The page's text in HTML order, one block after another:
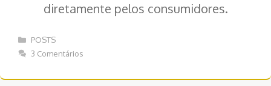
diretamente pelos consumidores.
Categorias
POSTS
3 Comentários